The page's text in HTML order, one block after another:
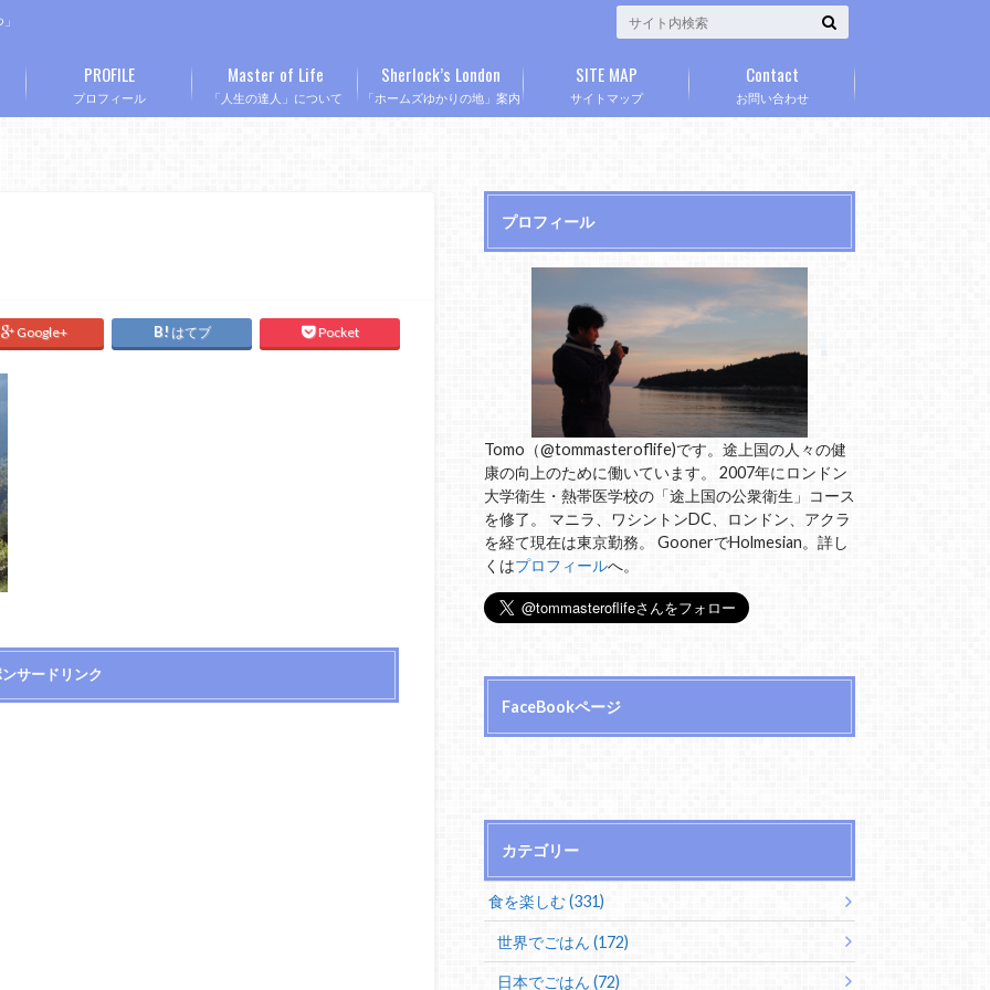
プロフィール
PROFILE
「人生の達人」について
Master of Life
「ホームズゆかりの地」案内
Sherlock’s London
サイトマップ
SITE MAP
お問い合わせ
Contact
Google+ はてブ Pocket
サードリンク
プロフィール
Tomo（@tommasteroflife)です。途上国の人々の健
康の向上のために働いています。 2007年にロンドン
大学衛生・熱帯医学校の「途上国の公衆衛生」コース
を修了。 マニラ、ワシントンDC、ロンドン、アクラ
を経て現在は東京勤務。 GoonerでHolmesian。詳し
くはプロフィールへ。
FaceBookページ
カテゴリー
食を楽しむ (331)
世界でごはん (172)
日本でごはん (72)